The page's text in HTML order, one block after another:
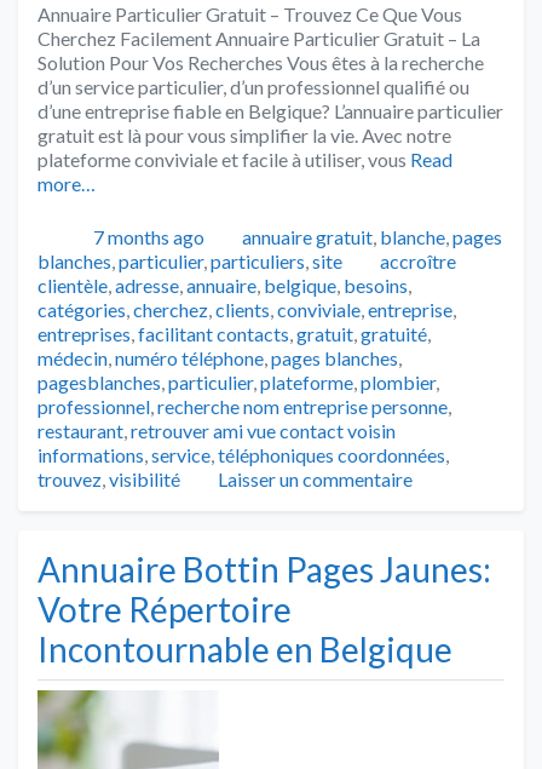
Annuaire Particulier Gratuit – Trouvez Ce Que Vous
Cherchez Facilement Annuaire Particulier Gratuit – La
Solution Pour Vos Recherches Vous êtes à la recherche
d’un service particulier, d’un professionnel qualifié ou
d’une entreprise fiable en Belgique? L’annuaire particulier
gratuit est là pour vous simplifier la vie. Avec notre
plateforme conviviale et facile à utiliser, vous Read
more…
Publié7 months ago Catégories
annuaire gratuit, blanche,pages
blanches,particulier,particuliers,site Tags
accroître
clientèle,adresse,annuaire, belgique, besoins,
catégories,cherchez,clients,conviviale,entreprise,
entreprises,facilitant contacts,gratuit,gratuité,
médecin,numéro téléphone,pages blanches,
pagesblanches,particulier,plateforme,plombier,
professionnel,recherche nom entreprise personne,
restaurant,retrouver ami vue contact voisin
informations,service,téléphoniques coordonnées,
trouvez,visibilité Laisser un commentaire
Annuaire Bottin Pages Jaunes:
Votre Répertoire
Incontournable en Belgique